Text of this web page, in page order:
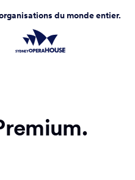
du monde entier.